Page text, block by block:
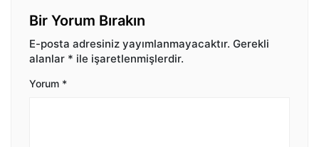
Bir Yorum Bırakın
E-posta adresiniz yayımlanmayacaktır. Gerekli
alanlar * ile işaretlenmişlerdir.
Yorum *